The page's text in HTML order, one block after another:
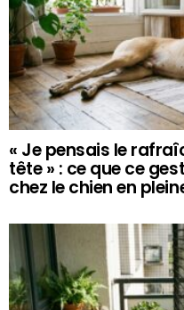
« Je pensais le
tête » : ce que ce
chez le chien en